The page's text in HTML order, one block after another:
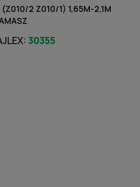
(Z010/2 Z010/1) 1,65M-2,1M
30355